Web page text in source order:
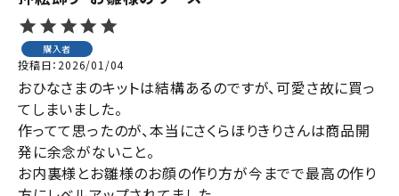
購入者
投稿日 2026/01/04
おひなさまのキットは結構あるのですが、可愛さ故に買っ
てしまいました。
作ってて思ったのが、本当にさくらほりきりさんは商品開
発に余念がないこと。
お内裏様とお雛様のお顔の作り方が今までで最高の作り